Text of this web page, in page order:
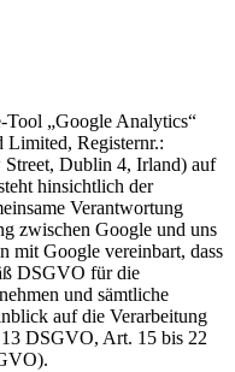
Tool „Google Analytics“
Limited, Registernr.:
Dublin 4, Irland) auf
hinsichtlich der
Verantwortung
zwischen Google und uns
mit Google vereinbart, dass
DSGVO für die
und sämtliche
auf die Verarbeitung
DSGVO, Art. 15 bis 22